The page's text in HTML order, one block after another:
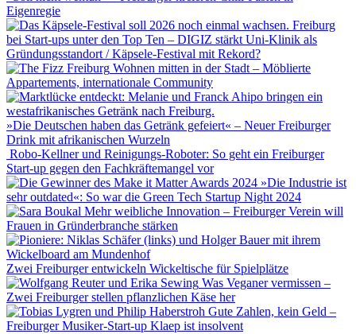
Eigenregie
Freiburg
bei Start-ups unter den Top Ten – DIGIZ stärkt Uni-Klinik als
Gründungsstandort / Käpsele-Festival mit Rekord?
Wohnen mitten in der Stadt – Möblierte
Appartements, internationale Community
»Die Deutschen haben das Getränk gefeiert« – Neuer Freiburger
Drink mit afrikanischen Wurzeln
Robo-Kellner und Reinigungs-Roboter: So geht ein Freiburger
Start-up gegen den Fachkräftemangel vor
»Die Industrie ist
sehr outdated«: So war die Green Tech Startup Night 2024
Mehr weibliche Innovation – Freiburger Verein will
Frauen in Gründerbranche stärken
Zwei Freiburger entwickeln Wickeltische für Spielplätze
Was Veganer vermissen –
Zwei Freiburger stellen pflanzlichen Käse her
Gute Zahlen, kein Geld –
Freiburger Musiker-Start-up Klaep ist insolvent